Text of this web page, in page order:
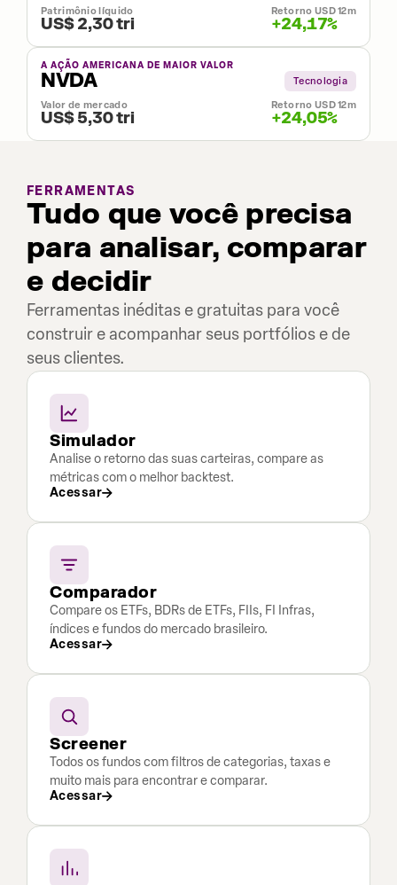
Patrimônio líquido
US$ 2,30 tri
Retorno USD 12m
+24,17%
A AÇÃO AMERICANA DE MAIOR VALOR
NVDA Tecnologia
Valor de mercado
US$ 5,30 tri
Retorno USD 12m
+24,05%
FERRAMENTAS
Tudo que você precisa
para analisar, comparar
e decidir
Ferramentas inéditas e gratuitas para você
construir e acompanhar seus portfólios e de
seus clientes.
Simulador
Analise o retorno das suas carteiras, compare as
métricas com o melhor backtest.
Acessar
Comparador
Compare os ETFs, BDRs de ETFs, FIIs, FI Infras,
índices e fundos do mercado brasileiro.
Acessar
Screener
Todos os fundos com filtros de categorias, taxas e
muito mais para encontrar e comparar.
Acessar